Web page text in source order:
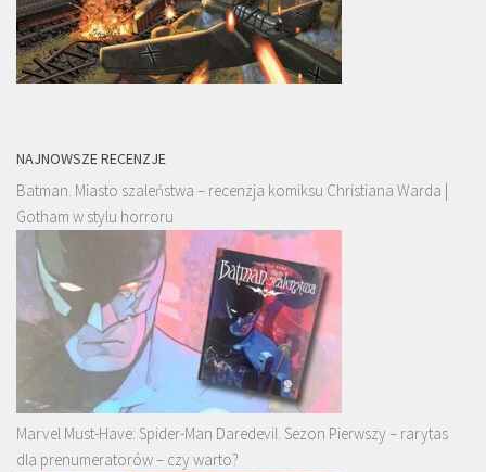
NAJNOWSZE RECENZJE
Batman. Miasto szaleństwa – recenzja komiksu Christiana Warda |
Gotham w stylu horroru
Marvel Must-Have: Spider-Man Daredevil. Sezon Pierwszy – rarytas
dla prenumeratorów – czy warto?